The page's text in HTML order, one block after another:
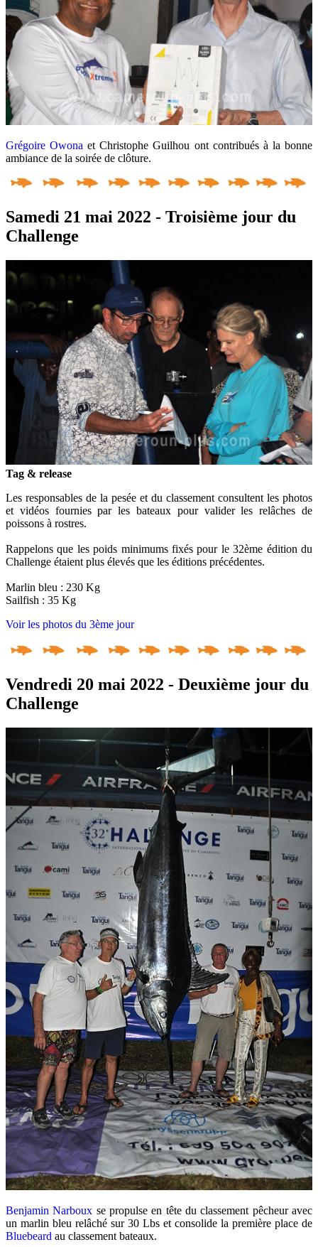
Grégoire Owona et Christophe Guilhou ont contribués à la bonne
ambiance de la soirée de clôture.
Samedi 21 mai 2022 - Troisième jour du
Challenge
Tag & release
Les responsables de la pesée et du classement consultent les photos
et vidéos fournies par les bateaux pour valider les relâches de
poissons à rostres.
Rappelons que les poids minimums fixés pour le 32ème édition du
Challenge étaient plus élevés que les éditions précédentes.
Marlin bleu : 230 Kg
Sailfish : 35 Kg
Voir les photos du 3ème jour
Vendredi 20 mai 2022 - Deuxième jour du
Challenge
Benjamin Narboux se propulse en tête du classement pêcheur avec
un marlin bleu relâché sur 30 Lbs et consolide la première place de
Bluebeard au classement bateaux.